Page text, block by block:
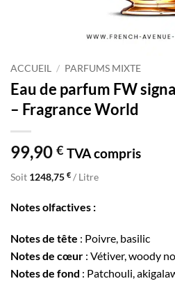
ACCUEIL / PARFUMS MIXTE
Eau de parfum FW
– Fragrance World
99,90 € TVA compris
Soit 1248,75 € / Litre
Notes olfactives :
Notes de tête : Poivre, basilic
Notes de cœur : Vétiver, woody
Notes de fond : Patchouli,